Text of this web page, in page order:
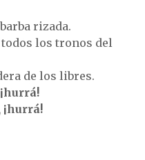
rizada.
los tronos del
de los libres.